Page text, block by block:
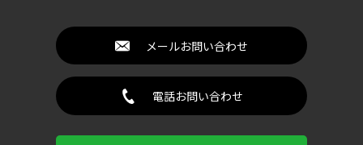
メールお問い合わせ
電話お問い合わせ